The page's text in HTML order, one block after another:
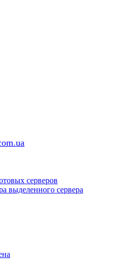
серверов
выделенного сервера